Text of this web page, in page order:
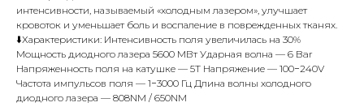
интенсивности, называемый «холодным лазером», улучшает
кровоток и уменьшает боль и воспаление в поврежденных тканях.
⬇️Характеристики: Интенсивность поля увеличилась на 30%
Мощность диодного лазера 5600 МВт Ударная волна — 6 Bar
Напряженность поля на катушке — 5T Напряжение — 100−240V
Частота импульсов поля — 1−3000 Гц Длина волны холодного
диодного лазера — 808NM / 650NM